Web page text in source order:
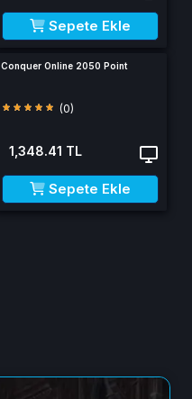
Sepete Ekle
Conquer Online 2050 Point
(0)
1,348.41 TL
Sepete Ekle